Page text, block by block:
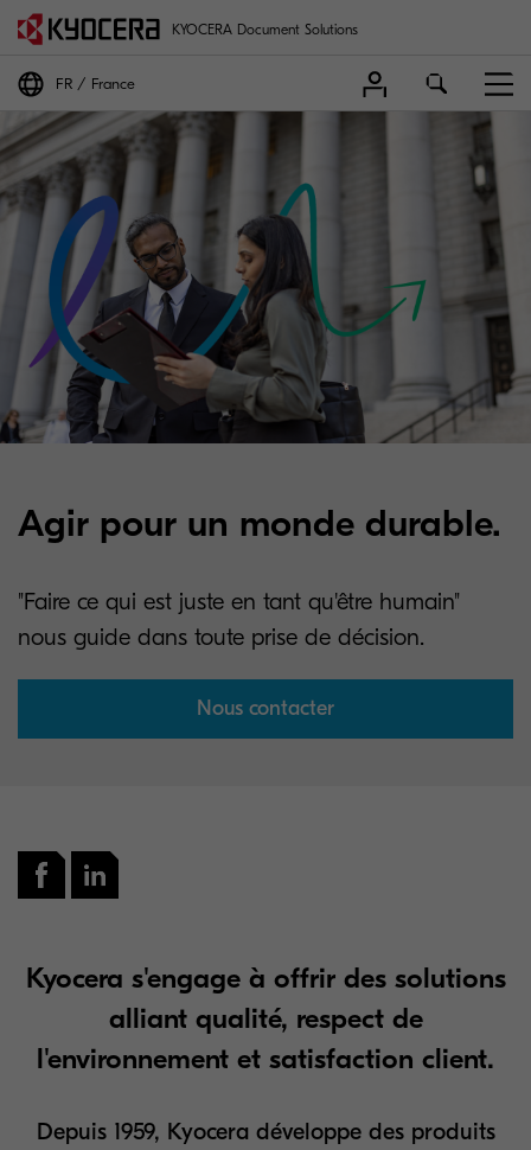
KYOCERA Document Solutions
FR France
Agir pour un monde durable.
"Faire ce qui est juste en tant qu'être humain"
nous guide dans toute prise de décision.
Nous contacter
Kyocera s'engage à offrir des solutions
alliant qualité, respect de
l'environnement et satisfaction client.
Depuis 1959, Kyocera développe des produits